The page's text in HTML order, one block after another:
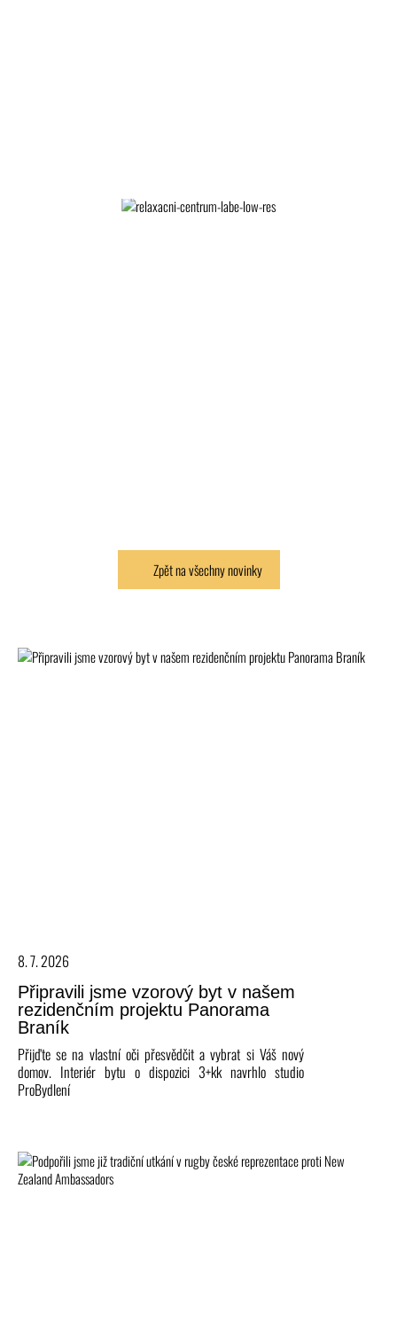
Zpět na všechny novinky
8. 7. 2026
Připravili jsme vzorový byt v našem
rezidenčním projektu Panorama
Braník
Přijďte se na vlastní oči přesvědčit a vybrat si Váš nový
domov. Interiér bytu o dispozici 3+kk navrhlo studio
ProBydlení